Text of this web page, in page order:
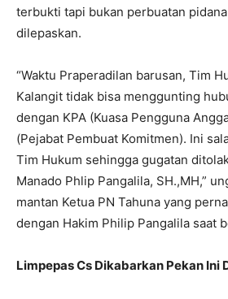
terbukti tapi bukan perbuatan
dilepaskan.
“Waktu Praperadilan barusan, Tim
Kalangit tidak bisa menggunting
dengan KPA (Kuasa Pengguna
(Pejabat Pembuat Komitmen). Ini
Tim Hukum sehingga gugatan
Manado Phlip Pangalila, SH.,MH,”
mantan Ketua PN Tahuna yang
dengan Hakim Philip Pangalila saat
Limpepas Cs Dikabarkan Pekan Ini